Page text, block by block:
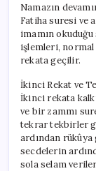
Namazın
Fatiha suresi ve
imamın
işlemleri,
rekata geçilir.
İkinci Rekat ve
İkinci rekata
ve bir zammı
tekrar tekbirler
ardından rükûya
secdelerin
sola selam